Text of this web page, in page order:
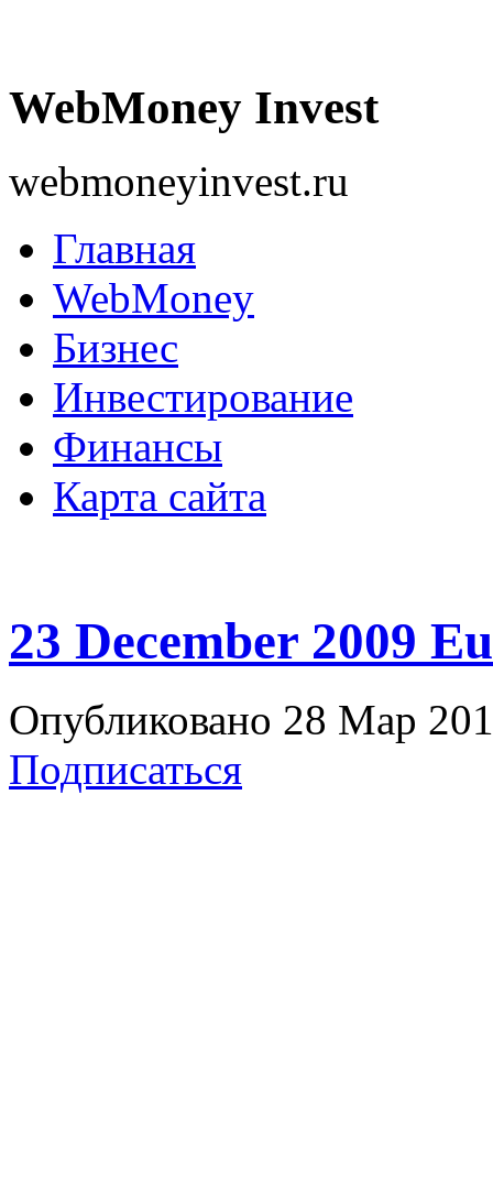
WebMoney Invest
webmoneyinvest.ru
Главная
WebMoney
Бизнес
Инвестирование
Финансы
Карта сайта
23 December 2009
Опубликовано 28 Мар
Подписаться